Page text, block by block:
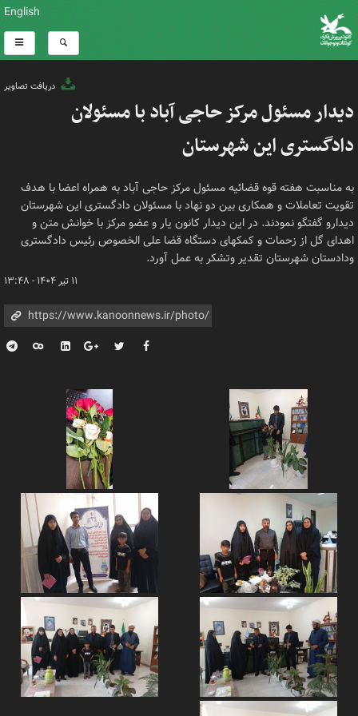
English
دریافت تصاویر
دیدار مسئول مرکز حاجی آباد با مسئولان
دادگستری این شهرستان
به مناسبت هفته قوه قضائیه مسئول مرکز حاجی آباد به همراه اعضا با هدف
تقویت تعاملات و همکاری بین دو نهاد با مسئولان دادگستری این شهرستان
دیدارو گفتگو نمودند. در این دیدار کانون یار و عضو مرکز با خوانش متن و
اهدای گل از زحمات و کمکهای دستگاه قضا علی الخصوص رئیس دادگستری
ودادستان شهرستان تقدیر وتشکر به عمل آورد.
۱۱ تیر ۱۴۰۴ - ۱۳:۴۸